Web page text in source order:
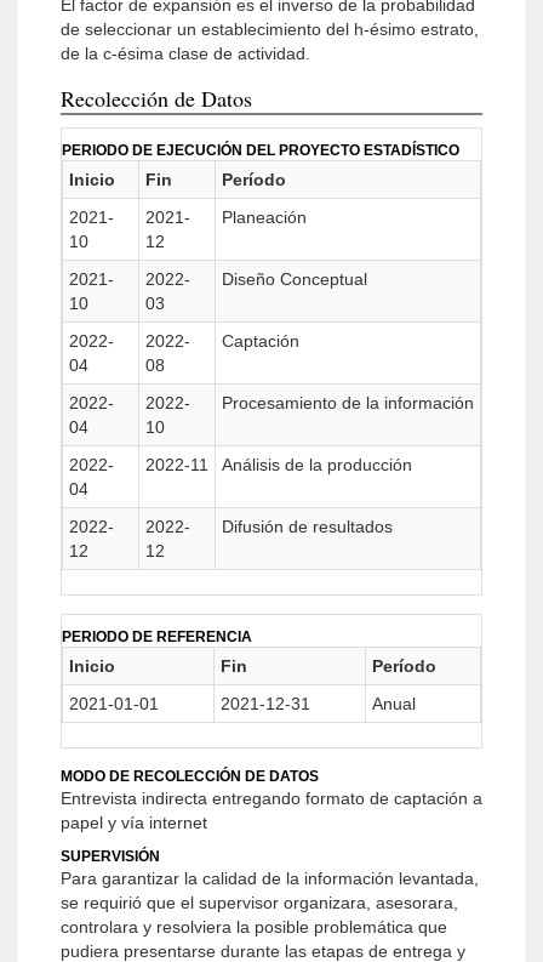
El factor de expansión es el inverso de la probabilidad
de seleccionar un establecimiento del h-ésimo estrato,
de la c-ésima clase de actividad.
Recolección de Datos
PERIODO DE EJECUCIÓN DEL PROYECTO ESTADÍSTICO
Inicio Fin
Período
2021-
10
2021-
12
Planeación
2021-
10
2022-
03
Diseño Conceptual
2022-
04
2022-
08
Captación
2022-
04
2022-
10
Procesamiento de la información
2022-
04
2022-11 Análisis de la producción
2022-
12
2022-
12
Difusión de resultados
PERIODO DE REFERENCIA
Inicio Fin
Período
2021-01-01
2021-12-31 Anual
MODO DE RECOLECCIÓN DE DATOS
Entrevista indirecta entregando formato de captación a
papel y vía internet
SUPERVISIÓN
Para garantizar la calidad de la información levantada,
se requirió que el supervisor organizara, asesorara,
controlara y resolviera la posible problemática que
pudiera presentarse durante las etapas de entrega y